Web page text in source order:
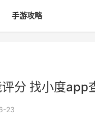
手游攻略
分 找小度app
23